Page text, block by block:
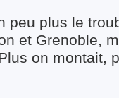
peu plus le
et Grenoble,
on montait,